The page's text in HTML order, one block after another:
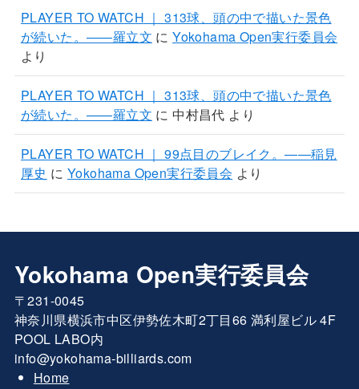
PLAYER TO WATCH ｜ 313球、頭の中で描いた景色
が続いた。——羅立文 にYokohama Open実行委員会
より
PLAYER TO WATCH ｜ 313球、頭の中で描いた景色
が続いた。——羅立文 に 中村昌代 より
PLAYER TO WATCH ｜ 99点目のブレイク。——稲見
厚史 に Yokohama Open実行委員会 より
Yokohama Open実行委員会
〒231-0045
神奈川県横浜市中区伊勢佐木町2丁目66 満利屋ビル 4F
POOL LABO内
info@yokohama-billiards.com
Home